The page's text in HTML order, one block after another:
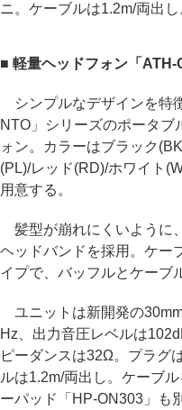
ニ。ケーブルは1.2m/両出
■ 軽量ヘッドフォン「ATH-
シンプルなデザインを特
NTO」シリーズのポータブ
ォン。カラーはブラック
(PL)/レッド(RD)/ホワイト
用意する。
髪型が崩れにくいように
ヘッドバンドを採用。ケー
イプで、バッフルとケーブ
ユニットは新開発の
Hz、出力音圧レベルは
ピーダンスは32Ω。プラグ
ルは1.2m/両出し。ケーブ
ーパッド「HP-ON303」も